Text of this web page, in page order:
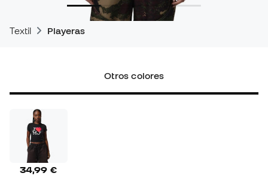
Textil Playeras
Otros colores
34,99 €